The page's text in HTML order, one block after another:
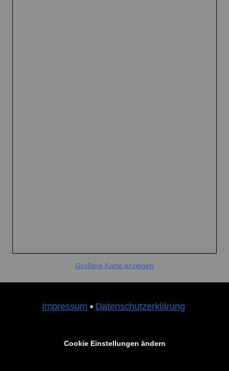
Größere Karte anzeigen
Impressum • Datenschutzerklärung
Cookie Einstellungen ändern